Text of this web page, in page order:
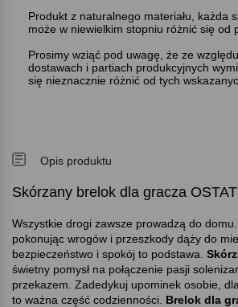
Produkt z naturalnego materiału, każda
może w niewielkim stopniu różnić się od
Prosimy wziąć pod uwagę, że ze
dostawach i partiach produkcyjnych
się nieznacznie różnić od tych
Opis produktu
Skórzany brelok dla gracza
Wszystkie drogi zawsze prowadzą do
pokonując wrogów i przeszkody dąży do
bezpieczeństwo i spokój to podstawa.
świetny pomysł na połączenie pasji
przekazem. Zadedykuj upominek osobie,
to ważna część codzienności. Brelok dla